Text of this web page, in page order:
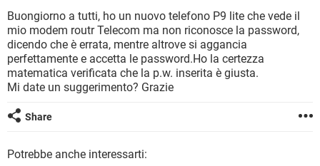
TIKTOK FACEBOOK
HARDWARE
INSTAGRAM WHATSAPP
TIKTOK FACEBOOK
HARDWARE
INTRATTENIMENTO ANDROID
iOS WINDOWS 10
INSTAGRAM WHATSAPP
TIKTOK FACEBOOK
HARDWARE
Buongiorno a tutti, ho un nuovo telefono P9 lite che vede il
mio modem routr Telecom ma non riconosce la password,
dicendo che è errata, mentre altrove si aggancia
perfettamente e accetta le password.Ho la certezza
matematica verificata che la p.w. inserita è giusta.
Mi date un suggerimento? Grazie
Share
Potrebbe anche interessarti: